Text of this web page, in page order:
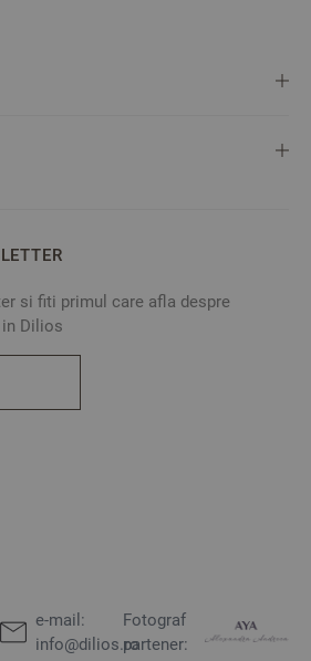
si fiti primul care afla despre
Dilios
e-mail:
info@dilios.ro
Fotograf
partener: